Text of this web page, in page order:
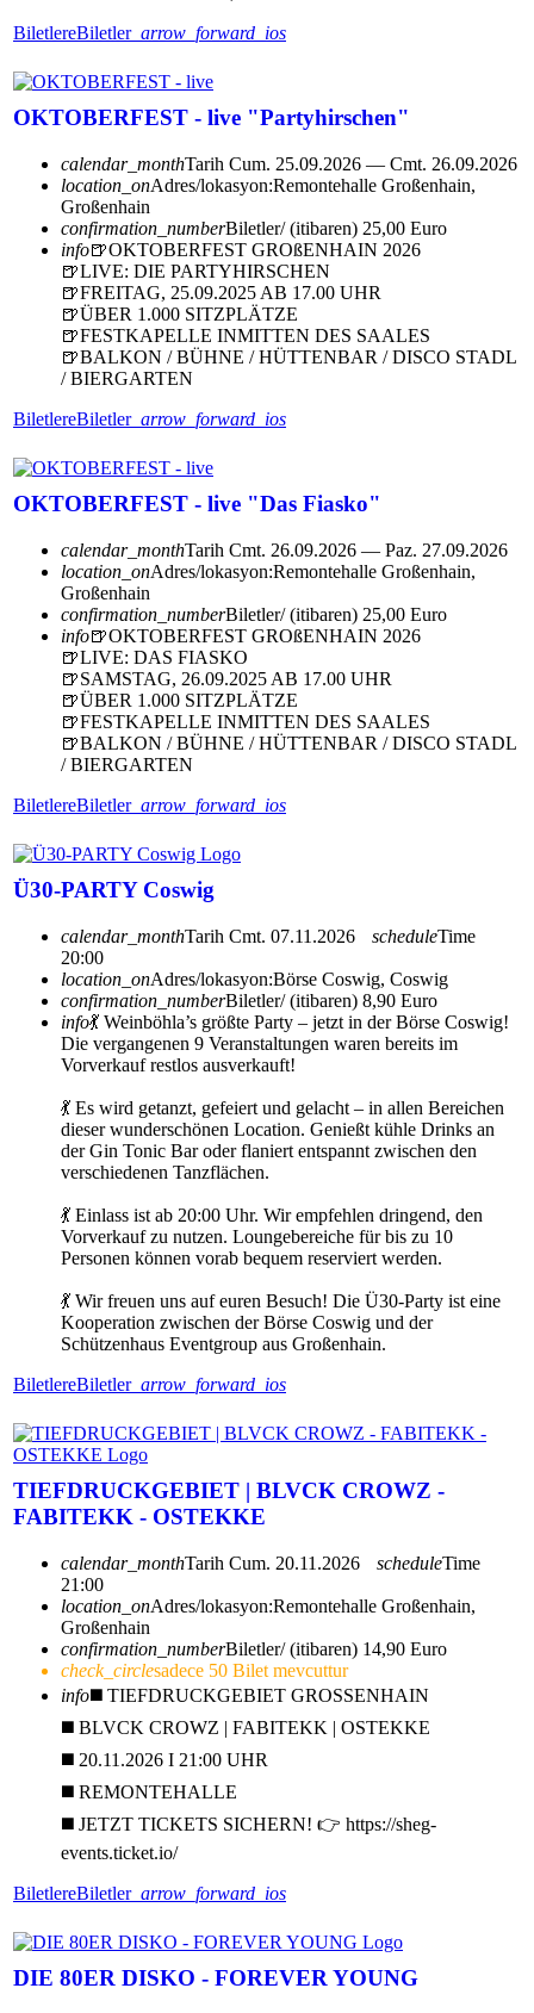
BiletlereBiletler arrow_forward_ios
OKTOBERFEST - live "Partyhirschen"
calendar_monthTarih Cum. 25.09.2026 — Cmt. 26.09.2026
location_onAdres/lokasyon:Remontehalle Großenhain,
Großenhain
confirmation_numberBiletler/ (itibaren) 25,00 Euro
info🍺OKTOBERFEST GROßENHAIN 2026
🍺LIVE: DIE PARTYHIRSCHEN
🍺FREITAG, 25.09.2025 AB 17.00 UHR
🍺ÜBER 1.000 SITZPLÄTZE
🍺FESTKAPELLE INMITTEN DES SAALES
🍺BALKON / BÜHNE / HÜTTENBAR / DISCO STADL
/ BIERGARTEN
BiletlereBiletler arrow_forward_ios
OKTOBERFEST - live "Das Fiasko"
calendar_monthTarih Cmt. 26.09.2026 — Paz. 27.09.2026
location_onAdres/lokasyon:Remontehalle Großenhain,
Großenhain
confirmation_numberBiletler/ (itibaren) 25,00 Euro
info🍺OKTOBERFEST GROßENHAIN 2026
🍺LIVE: DAS FIASKO
🍺SAMSTAG, 26.09.2025 AB 17.00 UHR
🍺ÜBER 1.000 SITZPLÄTZE
🍺FESTKAPELLE INMITTEN DES SAALES
🍺BALKON / BÜHNE / HÜTTENBAR / DISCO STADL
/ BIERGARTEN
BiletlereBiletler arrow_forward_ios
Ü30-PARTY Coswig
calendar_monthTarih Cmt. 07.11.2026 scheduleTime
20:00
location_onAdres/lokasyon:Börse Coswig, Coswig
confirmation_numberBiletler/ (itibaren) 8,90 Euro
info💃 Weinböhla’s größte Party – jetzt in der Börse Coswig!
Die vergangenen 9 Veranstaltungen waren bereits im
Vorverkauf restlos ausverkauft!
💃 Es wird getanzt, gefeiert und gelacht – in allen Bereichen
dieser wunderschönen Location. Genießt kühle Drinks an
der Gin Tonic Bar oder flaniert entspannt zwischen den
verschiedenen Tanzflächen.
💃 Einlass ist ab 20:00 Uhr. Wir empfehlen dringend, den
Vorverkauf zu nutzen. Loungebereiche für bis zu 10
Personen können vorab bequem reserviert werden.
💃 Wir freuen uns auf euren Besuch! Die Ü30-Party ist eine
Kooperation zwischen der Börse Coswig und der
Schützenhaus Eventgroup aus Großenhain.
BiletlereBiletler arrow_forward_ios
TIEFDRUCKGEBIET | BLVCK CROWZ -
FABITEKK - OSTEKKE
calendar_monthTarih Cum. 20.11.2026 scheduleTime
21:00
location_onAdres/lokasyon:Remontehalle Großenhain,
Großenhain
confirmation_numberBiletler/ (itibaren) 14,90 Euro
check_circlesadece 50 Bilet mevcuttur
info◼️ TIEFDRUCKGEBIET GROSSENHAIN
◼️ BLVCK CROWZ | FABITEKK | OSTEKKE
◼️ 20.11.2026 I 21:00 UHR
◼️ REMONTEHALLE
◼️ JETZT TICKETS SICHERN! 👉 https://sheg-
events.ticket.io/
BiletlereBiletler arrow_forward_ios
DIE 80ER DISKO - FOREVER YOUNG